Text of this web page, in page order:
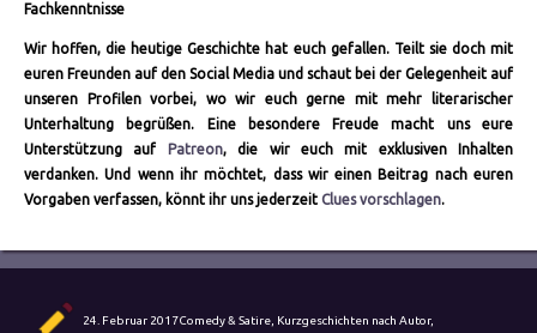
Fachkenntnisse
Wir hoffen, die heutige Geschichte hat euch gefallen. Teilt sie doch mit
euren Freunden auf den Social Media und schaut bei der Gelegenheit auf
unseren Profilen vorbei, wo wir euch gerne mit mehr literarischer
Unterhaltung begrüßen. Eine besondere Freude macht uns eure
Unterstützung auf
Patreon, die wir euch mit exklusiven Inhalten
verdanken. Und wenn ihr möchtet, dass wir einen Beitrag nach euren
Vorgaben verfassen, könnt ihr uns jederzeit Clues vorschlagen.
am
24. Februar 2017Comedy & Satire, Kurzgeschichten nach Autor,